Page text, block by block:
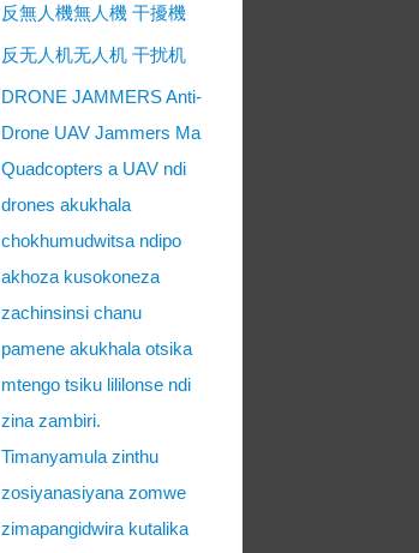
反無人機無人機 干擾機
反无人机无人机 干扰机
DRONE JAMMERS Anti-
Drone UAV Jammers Ma
Quadcopters a UAV ndi
drones akukhala
chokhumudwitsa ndipo
akhoza kusokoneza
zachinsinsi chanu
pamene akukhala otsika
mtengo tsiku lililonse ndi
zina zambiri.
Timanyamula zinthu
zosiyanasiyana zomwe
zimapangidwira kutalika